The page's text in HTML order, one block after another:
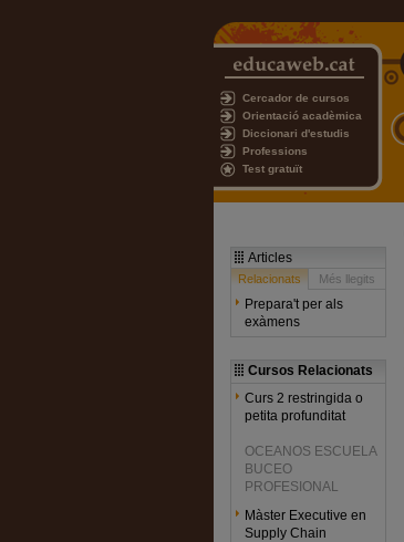
Cercador de cursos
Orientació acadèmica
Diccionari d'estudis
Professions
Test gratuït
Articles
Relacionats Més llegits
Prepara't per als
exàmens
Cursos Relacionats
Curs 2 restringida o
petita profunditat
OCEANOS ESCUELA
BUCEO
PROFESIONAL
Màster Executive en
Supply Chain